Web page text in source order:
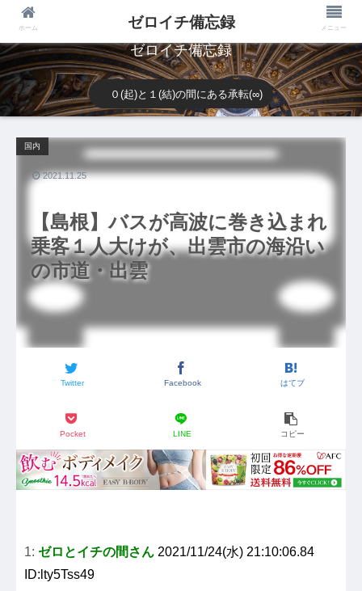
ゼロイチ備忘録
０(起)と１(結)の間にある承転(∞)
【島根】バスが高波に巻き込まれ
乗客１人大けが、出雲市の海沿い
の市道・出雲
国内
Twitter Facebook はてブ
Pocket LINE コピー
2021.11.25
1: ゼロとイチの間さん 2021/11/24(水) 21:10:06.84
ID:lty5Tss49
ホーム ゼロイチ備忘録 メニュー